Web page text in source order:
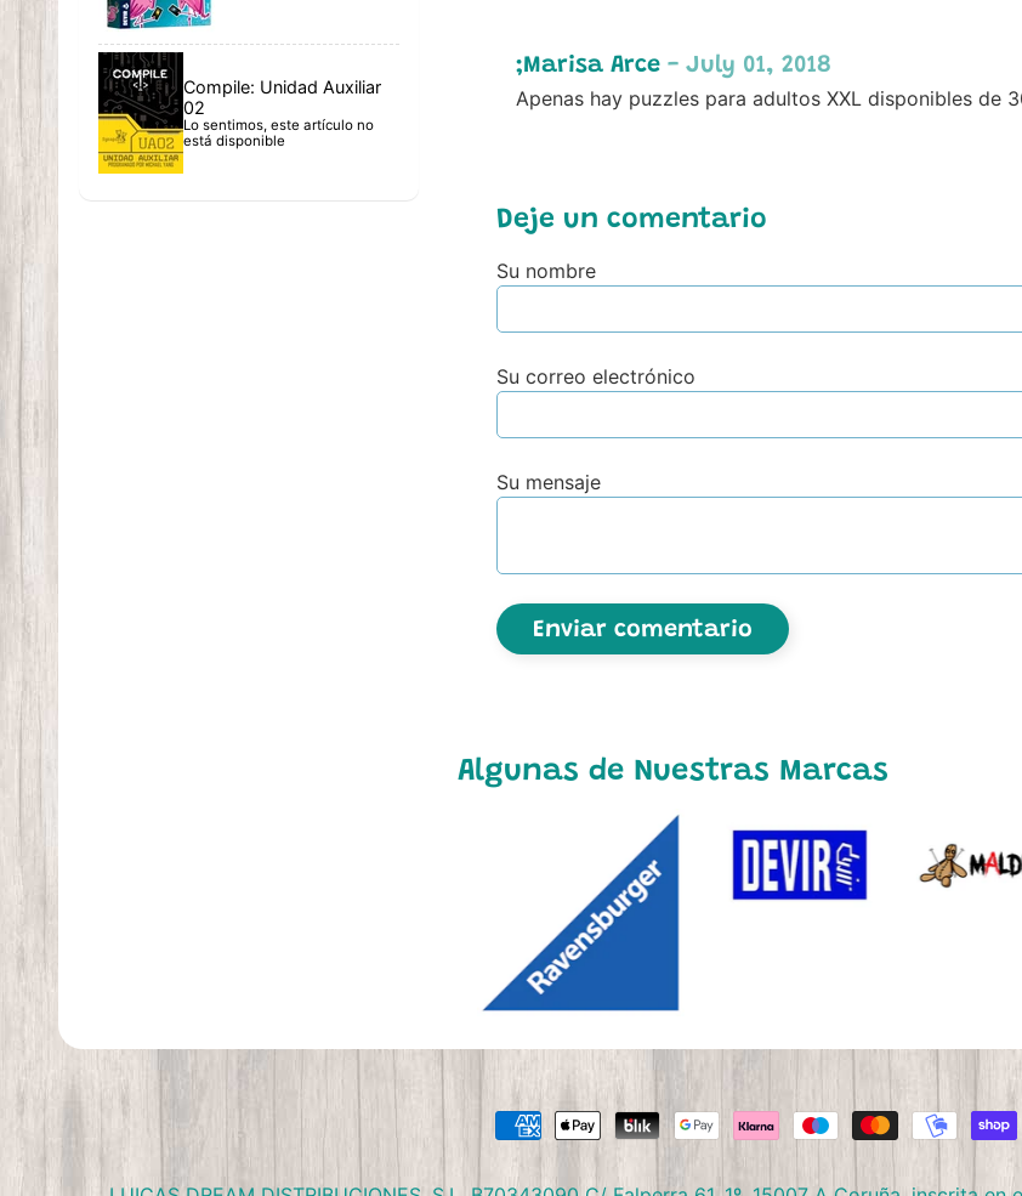
Compile: Unidad Auxiliar
02
Lo sentimos, este artículo no
está disponible
;Marisa Arce- July 01, 2018
Apenas hay puzzles para adultos XXL disponibles de
Deje un comentario
Su nombre
Su correo electrónico
Su mensaje
Algunas de Nuestras Marcas